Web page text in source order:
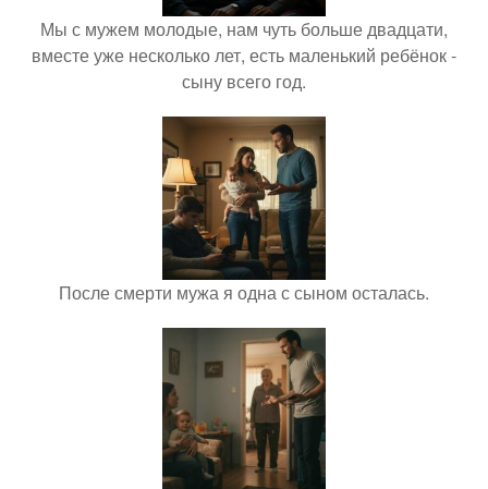
Мы с мужем молодые, нам чуть больше двадцати,
вместе уже несколько лет, есть маленький ребёнок -
сыну всего год.
После смерти мужа я одна с сыном осталась.